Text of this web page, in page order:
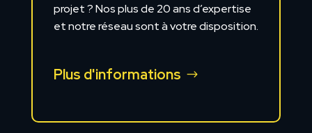
projet ? Nos plus de 20 ans d’expertise
et notre réseau sont à votre disposition.
Plus d'informations